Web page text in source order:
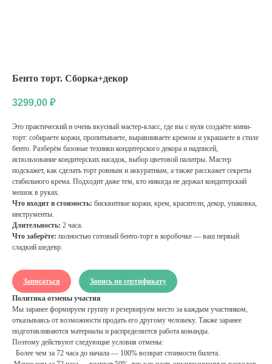
Бенто торт. Сборка+декор
3299,00 ₽
Это практический и очень вкусный мастер-класс, где вы с нуля создаёте мини-
торт: собираете коржи, пропитываете, выравниваете кремом и украшаете в стиле
бенто. Разберём базовые техники кондитерского декора и надписей,
использование кондитерских насадок, выбор цветовой палитры. Мастер
подскажет, как сделать торт ровным и аккуратным, а также расскажет секреты
стабильного крема. Подходит даже тем, кто никогда не держал кондитерский
мешок в руках.
Что входит в стоимость: бисквитные коржи, крем, красители, декор, упаковка,
инструменты.
Длительность: 2 часа.
Что заберёте: полностью готовый бенто-торт в коробочке — ваш первый
сладкий шедевр.
Записаться
Запись по сертификату
Политика отмены участия
Мы заранее формируем группу и резервируем место за каждым участником,
отказываясь от возможности продать его другому человеку. Также заранее
подготавливаются материалы и распределяется работа команды.
Поэтому действуют следующие условия отмены:
Более чем за 72 часа до начала — 100% возврат стоимости билета.